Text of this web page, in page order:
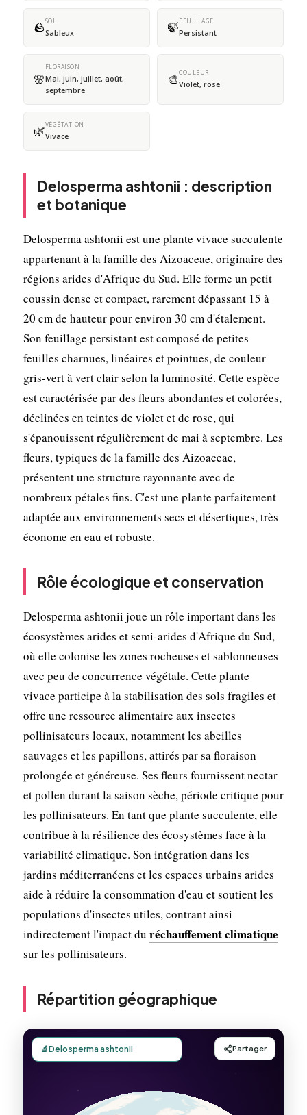
🪨SOL
Sableux 🍃FEUILLAGE
Persistant
🌸
FLORAISON
Mai, juin, juillet, août,
septembre
🎨COULEUR
Violet, rose
🌿VÉGÉTATION
Vivace
Delosperma ashtonii : description
et botanique
Delosperma ashtonii est une plante vivace succulente
appartenant à la famille des Aizoaceae, originaire des
régions arides d'Afrique du Sud. Elle forme un petit
coussin dense et compact, rarement dépassant 15 à
20 cm de hauteur pour environ 30 cm d'étalement.
Son feuillage persistant est composé de petites
feuilles charnues, linéaires et pointues, de couleur
gris-vert à vert clair selon la luminosité. Cette espèce
est caractérisée par des fleurs abondantes et colorées,
déclinées en teintes de violet et de rose, qui
s'épanouissent régulièrement de mai à septembre. Les
fleurs, typiques de la famille des Aizoaceae,
présentent une structure rayonnante avec de
nombreux pétales fins. C'est une plante parfaitement
adaptée aux environnements secs et désertiques, très
économe en eau et robuste.
Rôle écologique et conservation
Delosperma ashtonii joue un rôle important dans les
écosystèmes arides et semi-arides d'Afrique du Sud,
où elle colonise les zones rocheuses et sablonneuses
avec peu de concurrence végétale. Cette plante
vivace participe à la stabilisation des sols fragiles et
offre une ressource alimentaire aux insectes
pollinisateurs locaux, notamment les abeilles
sauvages et les papillons, attirés par sa floraison
prolongée et généreuse. Ses fleurs fournissent nectar
et pollen durant la saison sèche, période critique pour
les pollinisateurs. En tant que plante succulente, elle
contribue à la résilience des écosystèmes face à la
variabilité climatique. Son intégration dans les
jardins méditerranéens et les espaces urbains arides
aide à réduire la consommation d'eau et soutient les
populations d'insectes utiles, contrant ainsi
indirectement l'impact du réchauffement climatique
sur les pollinisateurs.
Répartition géographique